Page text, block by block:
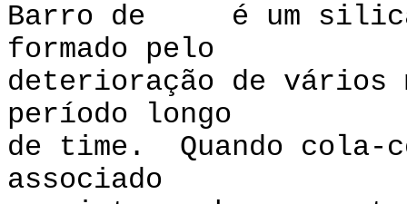
Barro de é um
formado pelo
deterioração de vários
período longo
de time. Quando cola-
associado